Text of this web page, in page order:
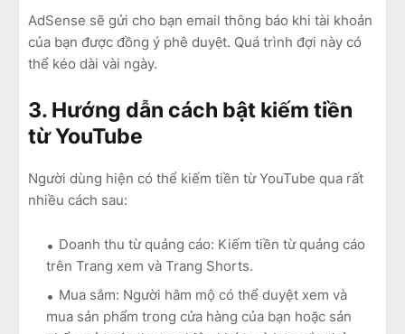
AdSense sẽ gửi cho bạn email thông báo khi tài khoản
của bạn được đồng ý phê duyệt. Quá trình đợi này có
thể kéo dài vài ngày.
3. Hướng dẫn cách bật kiếm tiền
từ YouTube
Người dùng hiện có thể kiếm tiền từ YouTube qua rất
nhiều cách sau:
Doanh thu từ quảng cáo: Kiếm tiền từ quảng cáo
trên Trang xem và Trang Shorts.
Mua sắm: Người hâm mộ có thể duyệt xem và
mua sản phẩm trong cửa hàng của bạn hoặc sản